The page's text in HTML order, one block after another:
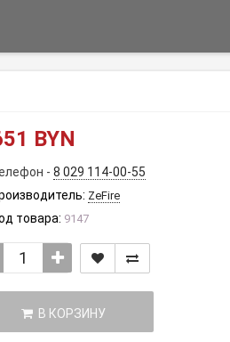
BYN
- 8 029 114-00-55
ZeFire
товара: 9147
В КОРЗИНУ